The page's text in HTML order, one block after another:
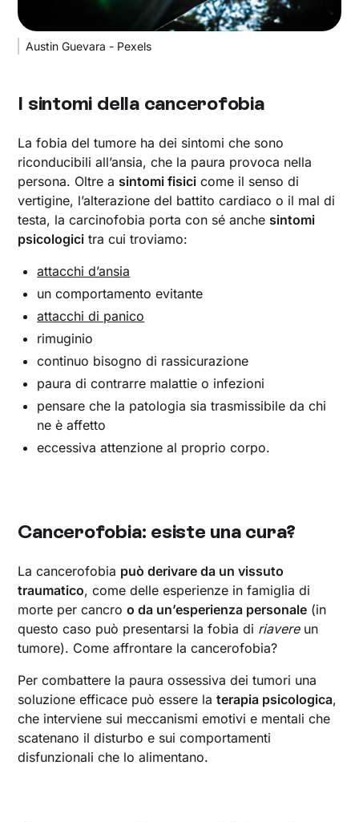
Austin Guevara - Pexels
I sintomi della cancerofobia
La fobia del tumore ha dei sintomi che sono
riconducibili all’ansia, che la paura provoca nella
persona. Oltre a sintomi fisici come il senso di
vertigine, l’alterazione del battito cardiaco o il mal di
testa, la carcinofobia porta con sé anche sintomi
psicologici tra cui troviamo:
attacchi d’ansia
un comportamento evitante
attacchi di panico
rimuginio
continuo bisogno di rassicurazione
paura di contrarre malattie o infezioni
pensare che la patologia sia trasmissibile da chi
ne è affetto
eccessiva attenzione al proprio corpo.
Cancerofobia: esiste una cura?
La cancerofobia può derivare da un vissuto
traumatico, come delle esperienze in famiglia di
morte per cancroo da un’esperienza personale (in
questo caso può presentarsi la fobia di riavereun
tumore). Come affrontare la cancerofobia?
Per combattere la paura ossessiva dei tumori una
soluzione efficace può essere laterapia psicologica,
che interviene sui meccanismi emotivi e mentali che
scatenano il disturbo e sui comportamenti
disfunzionali che lo alimentano.